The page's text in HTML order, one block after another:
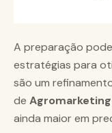
A preparação
estratégias para
são um
de Agromarketing
ainda maior em